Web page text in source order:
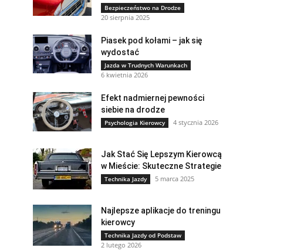
Bezpieczeństwo na Drodze
20 sierpnia 2025
Piasek pod kołami – jak się
wydostać
Jazda w Trudnych Warunkach
6 kwietnia 2026
Efekt nadmiernej pewności
siebie na drodze
Psychologia Kierowcy 4 stycznia 2026
Jak Stać Się Lepszym Kierowcą
w Mieście: Skuteczne Strategie
Technika Jazdy 5 marca 2025
Najlepsze aplikacje do treningu
kierowcy
Technika Jazdy od Podstaw
2 lutego 2026